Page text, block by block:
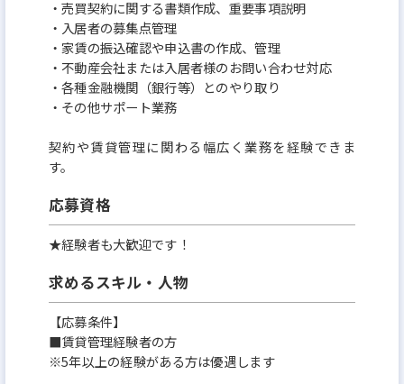
というイメージが強いかもしれません。
しかし当社は、その常識を“根本”から変えました。
業務の分業化・仕組み化・マニュアル化を徹底。
PMスタッフが中途で入って驚くのは「とにかく帰り
が早い」ことです。
◆長期休暇は“年3回”必ず取得
2024年度は…
・GW 11連休
・売買契約に関する書類作成、重要事項説明
・入居者の募集点管理
・家賃の振込確認や申込書の作成、管理
・不動産会社または入居者様のお問い合わせ対応
・各種金融機関（銀行等）とのやり取り
・その他サポート業務
契約や賃貸管理に関わる幅広く業務を経験できま
す。
応募資格
★経験者も大歓迎です！
求めるスキル・人物
【応募条件】
■賃貸管理経験者の方
※5年以上の経験がある方は優遇します